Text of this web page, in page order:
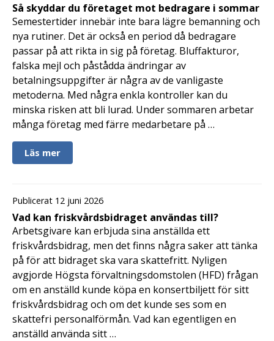
Så skyddar du företaget mot bedragare i sommar
Semestertider innebär inte bara lägre bemanning och
nya rutiner. Det är också en period då bedragare
passar på att rikta in sig på företag. Bluffakturor,
falska mejl och påstådda ändringar av
betalningsuppgifter är några av de vanligaste
metoderna. Med några enkla kontroller kan du
minska risken att bli lurad. Under sommaren arbetar
många företag med färre medarbetare på …
Läs mer
Publicerat 12 juni 2026
Vad kan friskvårdsbidraget användas till?
Arbetsgivare kan erbjuda sina anställda ett
friskvårdsbidrag, men det finns några saker att tänka
på för att bidraget ska vara skattefritt. Nyligen
avgjorde Högsta förvaltningsdomstolen (HFD) frågan
om en anställd kunde köpa en konsertbiljett för sitt
friskvårdsbidrag och om det kunde ses som en
skattefri personalförmån. Vad kan egentligen en
anställd använda sitt …